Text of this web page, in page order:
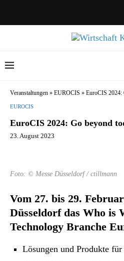
Veranstaltungen » EUROCIS » EuroCIS 2024:
EUROCIS
EuroCIS 2024: Go beyond
23. August 2023
Foto: © Messe Düsseldorf / ctillmann
Vom 27. bis 29.
Düsseldorf das Who is
Technology Branche
Lösungen und Produkte